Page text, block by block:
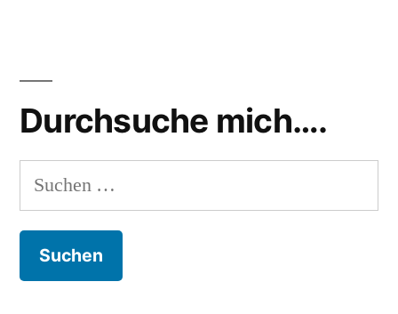
Durchsuche mich….
Suchen
nach: